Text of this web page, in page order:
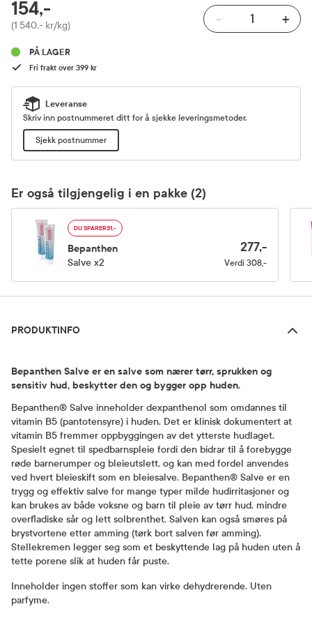
Pris
154,-
(1 540,- kr/kg) - +
PÅ LAGER
Fri frakt over 399 kr
Leveranse
Skriv inn postnummeret ditt for å sjekke leveringsmetoder.
Sjekk postnummer
Er også tilgjengelig i en pakke (2)
DU SPARER31,-
Bepanthen
Salve x2
277,-
Verdi 308,-
PRODUKTINFO
Bepanthen Salve er en salve som nærer tørr, sprukken og
sensitiv hud, beskytter den og bygger opp huden.
Bepanthen® Salve inneholder dexpanthenol som omdannes til
vitamin B5 (pantotensyre) i huden. Det er klinisk dokumentert at
vitamin B5 fremmer oppbyggingen av det ytterste hudlaget.
Spesielt egnet til spedbarnspleie fordi den bidrar til å forebygge
røde barnerumper og bleieutslett, og kan med fordel anvendes
ved hvert bleieskift som en bleiesalve. Bepanthen® Salve er en
trygg og effektiv salve for mange typer milde hudirritasjoner og
kan brukes av både voksne og barn til pleie av tørr hud, mindre
overfladiske sår og lett solbrenthet. Salven kan også smøres på
brystvortene etter amming (tørk bort salven før amming).
Stellekremen legger seg som et beskyttende lag på huden uten å
tette porene slik at huden får puste.
Inneholder ingen stoffer som kan virke dehydrerende. Uten
parfyme.